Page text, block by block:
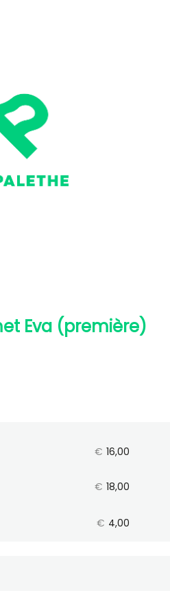
Eva (première)
€ 16,00
€ 18,00
€ 4,00